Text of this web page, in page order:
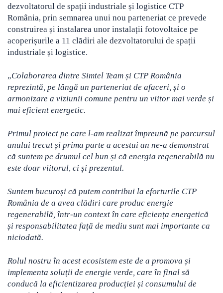
dezvoltatorul de spații industriale și logistice CTP
România, prin semnarea unui nou parteneriat ce prevede
construirea și instalarea unor instalații fotovoltaice pe
acoperișurile a 11 clădiri ale dezvoltatorului de spații
industriale și logistice.
„Colaborarea dintre Simtel Team și CTP România
reprezintă, pe lângă un parteneriat de afaceri, și o
armonizare a viziunii comune pentru un viitor mai verde și
mai eficient energetic.
Primul proiect pe care l-am realizat împreună pe parcursul
anului trecut și prima parte a acestui an ne-a demonstrat
că suntem pe drumul cel bun și că energia regenerabilă nu
este doar viitorul, ci și prezentul.
Suntem bucuroși că putem contribui la eforturile CTP
România de a avea clădiri care produc energie
regenerabilă, într-un context în care eficiența energetică
și responsabilitatea față de mediu sunt mai importante ca
niciodată.
Rolul nostru în acest ecosistem este de a promova și
implementa soluții de energie verde, care în final să
conducă la eficientizarea producției și consumului de